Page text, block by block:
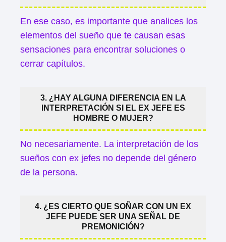
En ese caso, es importante que analices los
elementos del sueño que te causan esas
sensaciones para encontrar soluciones o
cerrar capítulos.
3. ¿HAY ALGUNA DIFERENCIA EN LA
INTERPRETACIÓN SI EL EX JEFE ES
HOMBRE O MUJER?
No necesariamente. La interpretación de los
sueños con ex jefes no depende del género
de la persona.
4. ¿ES CIERTO QUE SOÑAR CON UN EX
JEFE PUEDE SER UNA SEÑAL DE
PREMONICIÓN?